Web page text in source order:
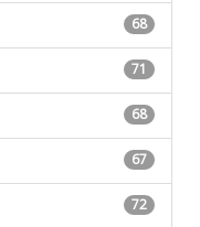
68
71
68
67
72